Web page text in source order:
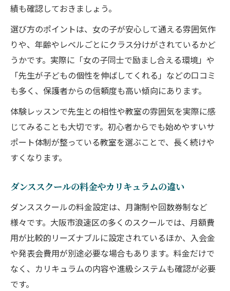
績も確認しておきましょう。
選び方のポイントは、女の子が安心して通える雰囲気作
りや、年齢やレベルごとにクラス分けがされているかど
うかです。実際に「女の子同士で励まし合える環境」や
「先生が子どもの個性を伸ばしてくれる」などの口コミ
も多く、保護者からの信頼度も高い傾向にあります。
体験レッスンで先生との相性や教室の雰囲気を実際に感
じてみることも大切です。初心者からでも始めやすいサ
ポート体制が整っている教室を選ぶことで、長く続けや
すくなります。
ダンススクールの料金やカリキュラムの違い
ダンススクールの料金設定は、月謝制や回数券制など
様々です。大阪市浪速区の多くのスクールでは、月額費
用が比較的リーズナブルに設定されているほか、入会金
や発表会費用が別途必要な場合もあります。料金だけで
なく、カリキュラムの内容や進級システムも確認が必要
です。